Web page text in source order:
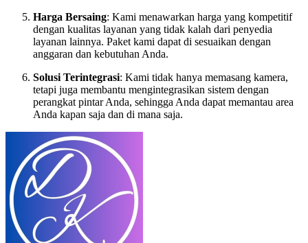
Harga Bersaing: Kami menawarkan harga yang kompetitif
dengan kualitas layanan yang tidak kalah dari penyedia
layanan lainnya. Paket kami dapat di sesuaikan dengan
anggaran dan kebutuhan Anda.
Solusi Terintegrasi: Kami tidak hanya memasang kamera,
tetapi juga membantu mengintegrasikan sistem dengan
perangkat pintar Anda, sehingga Anda dapat memantau area
Anda kapan saja dan di mana saja.